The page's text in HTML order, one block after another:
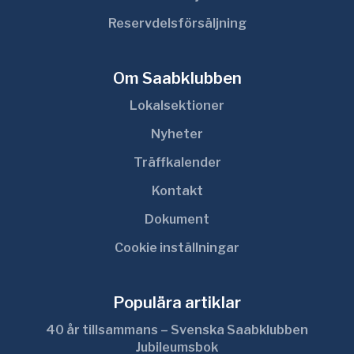
Reservdelsförsäljning
Om Saabklubben
Lokalsektioner
Nyheter
Träffkalender
Kontakt
Dokument
Cookie inställningar
Populära artiklar
40 år tillsammans – Svenska Saabklubben
Jubileumsbok